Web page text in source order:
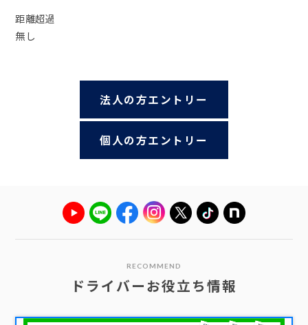
距離超過
無し
法人の方エントリー
個人の方エントリー
RECOMMEND
ドライバーお役立ち情報